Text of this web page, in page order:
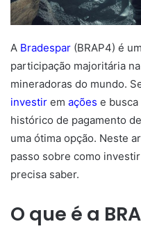
A Bradespar (BRAP4) é
participação majoritária
mineradoras do mundo.
investir em ações e busca
histórico de pagamento
uma ótima opção. Neste
passo sobre como
precisa saber.
O que é a